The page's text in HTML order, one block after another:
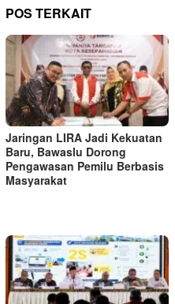
POS TERKAIT
Jaringan LIRA Jadi Kekuatan
Baru, Bawaslu Dorong
Pengawasan Pemilu Berbasis
Masyarakat